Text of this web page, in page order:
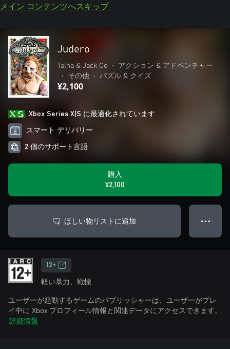
メイン コンテンツへスキップ
Judero
Talha & Jack Co •
アクション & アドベンチャー
•
その他 • パズル & クイズ
¥2,100
Xbox Series X|S に最適化されています
スマート デリバリー
2 個のサポート言語
購入
¥2,100
ほしい物リストに追加 ● ● ●
12+
軽い暴力、戦慄
ユーザーが起動するゲームのパブリッシャーは、ユーザーがプレ
イ中に Xbox プロフィール情報と関連データにアクセスできます。
詳細情報